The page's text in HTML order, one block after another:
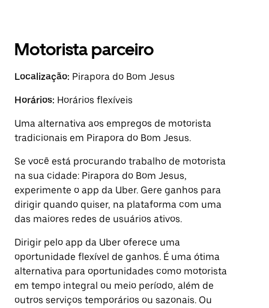
Motorista parceiro
Localização: Pirapora do Bom Jesus
Horários: Horários flexíveis
Uma alternativa aos empregos de motorista
tradicionais em Pirapora do Bom Jesus.
Se você está procurando trabalho de motorista
na sua cidade: Pirapora do Bom Jesus,
experimente o app da Uber. Gere ganhos para
dirigir quando quiser, na plataforma com uma
das maiores redes de usuários ativos.
Dirigir pelo app da Uber oferece uma
oportunidade flexível de ganhos. É uma ótima
alternativa para oportunidades como motorista
em tempo integral ou meio período, além de
outros serviços temporários ou sazonais. Ou